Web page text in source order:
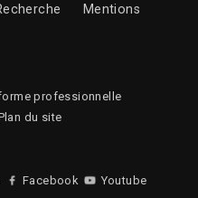
Mentions
professionnelle
du site
Facebook Youtube